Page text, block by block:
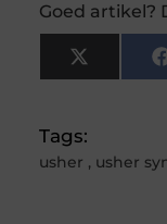
Goed artikel?
X
(Twitter)
Tags:
usher , usher